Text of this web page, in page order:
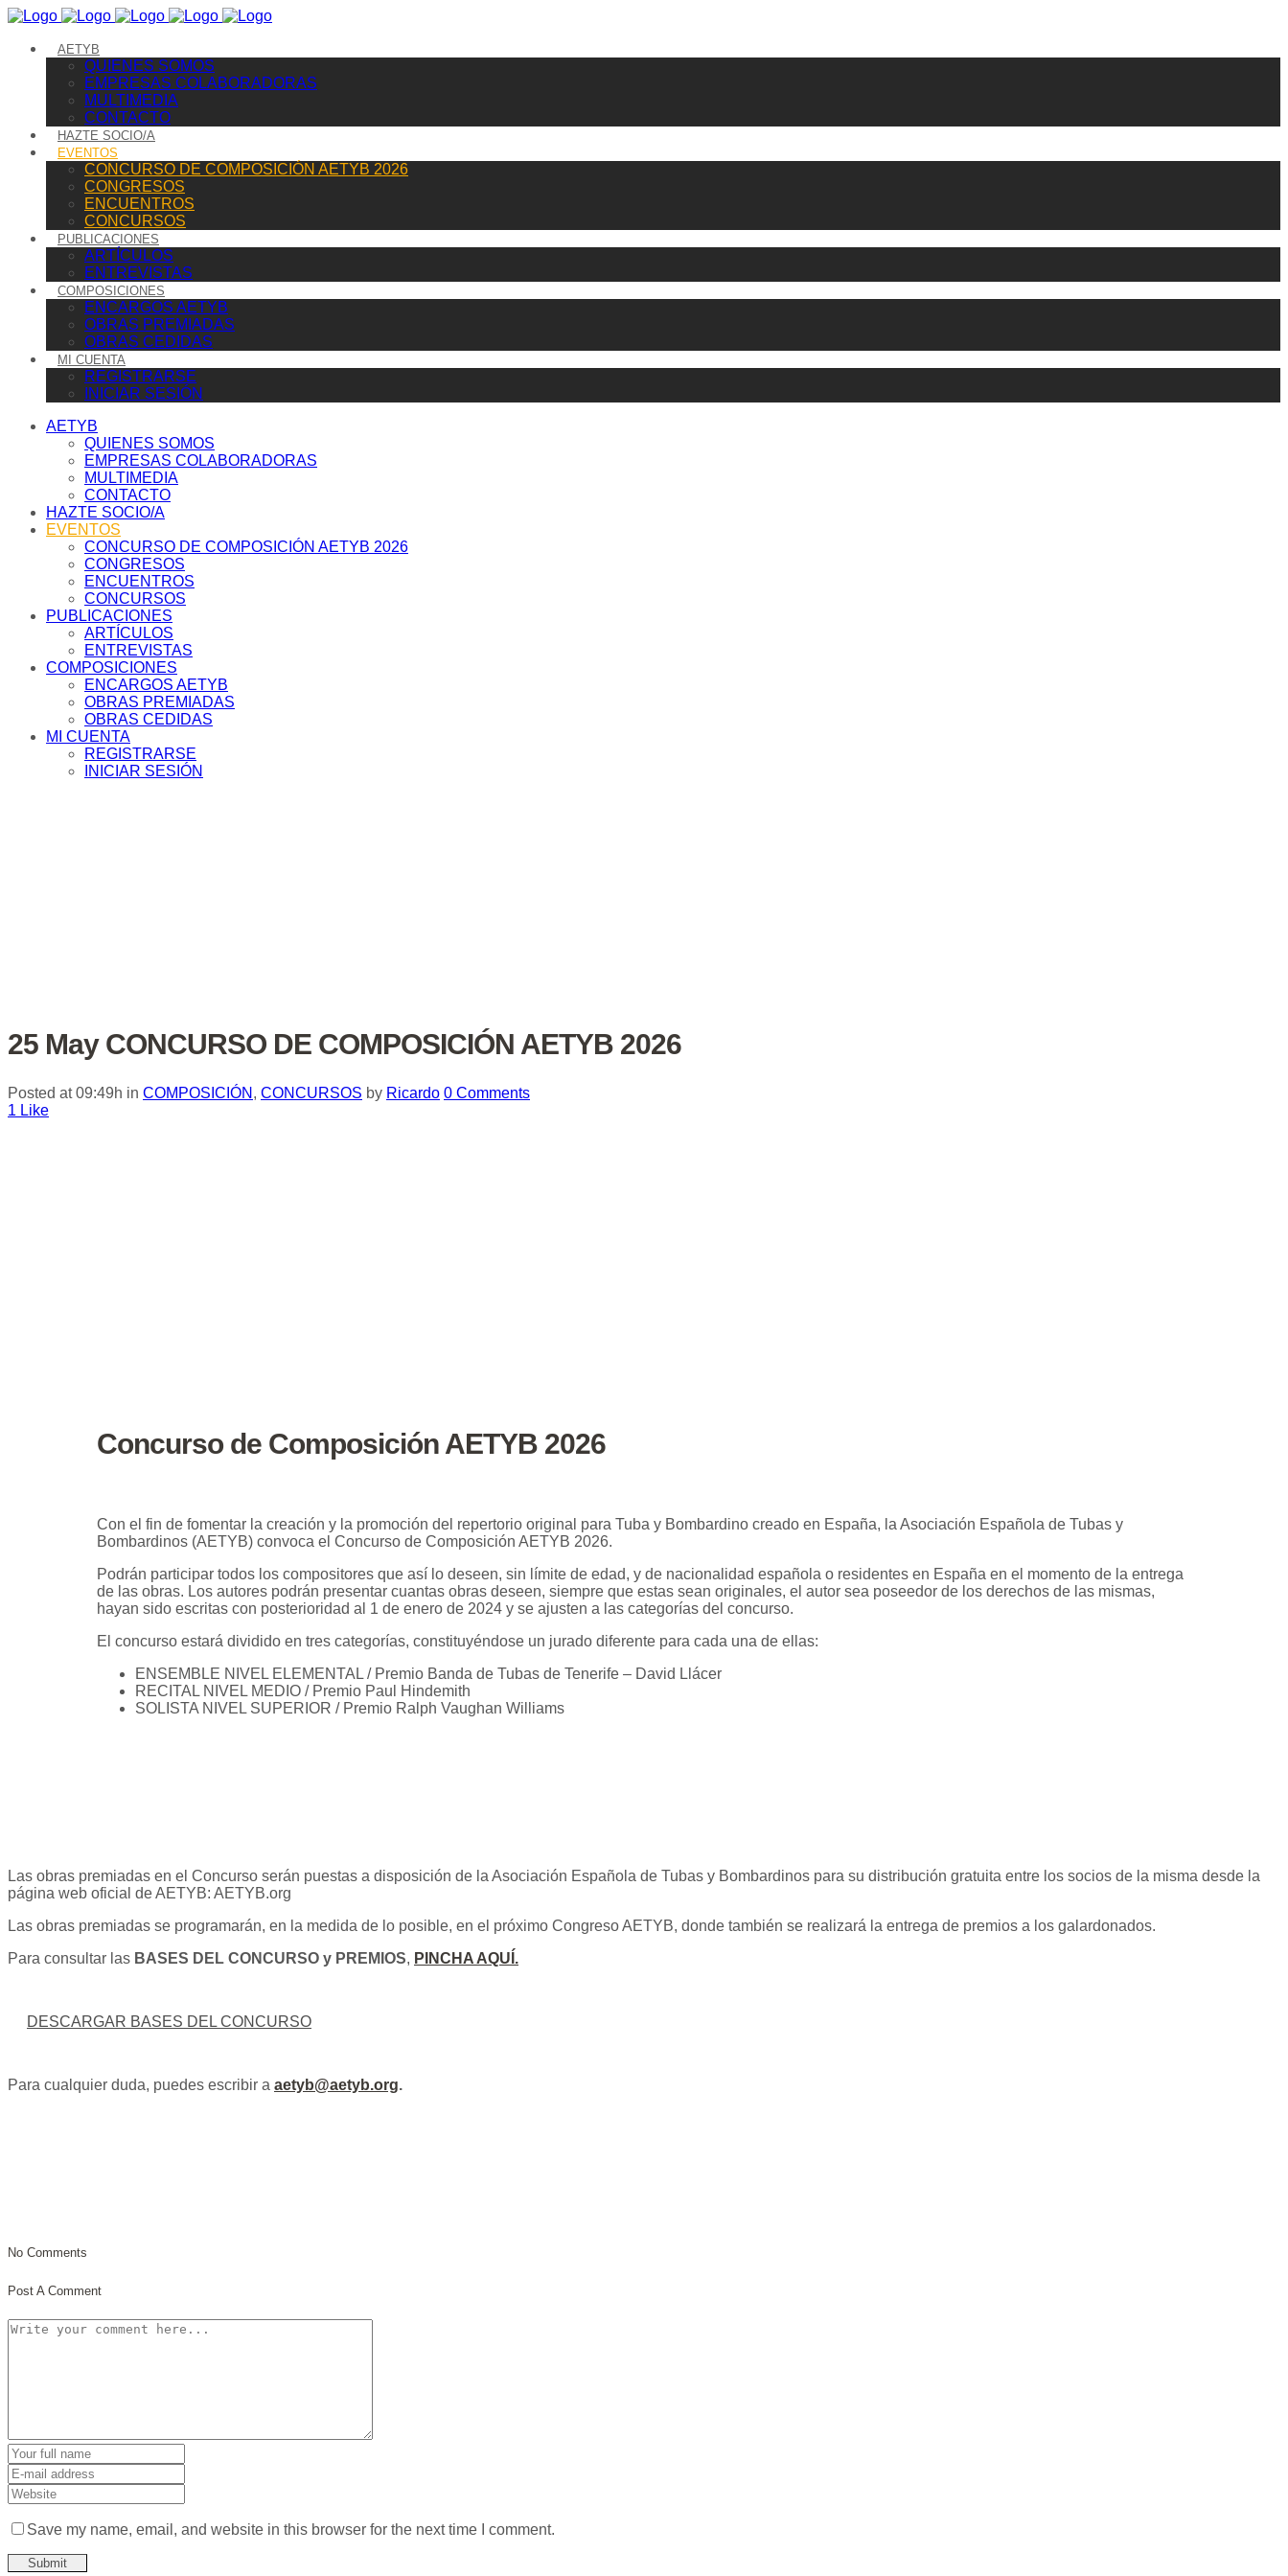
AETYB
QUIENES SOMOS
EMPRESAS COLABORADORAS
MULTIMEDIA
CONTACTO
HAZTE SOCIO/A
EVENTOS
CONCURSO DE COMPOSICIÓN AETYB 2026
CONGRESOS
ENCUENTROS
CONCURSOS
PUBLICACIONES
ARTÍCULOS
ENTREVISTAS
COMPOSICIONES
ENCARGOS AETYB
OBRAS PREMIADAS
OBRAS CEDIDAS
MI CUENTA
REGISTRARSE
INICIAR SESIÓN
AETYB
QUIENES SOMOS
EMPRESAS COLABORADORAS
MULTIMEDIA
CONTACTO
HAZTE SOCIO/A
EVENTOS
CONCURSO DE COMPOSICIÓN AETYB 2026
CONGRESOS
ENCUENTROS
CONCURSOS
PUBLICACIONES
ARTÍCULOS
ENTREVISTAS
COMPOSICIONES
ENCARGOS AETYB
OBRAS PREMIADAS
OBRAS CEDIDAS
MI CUENTA
REGISTRARSE
INICIAR SESIÓN
25 MayCONCURSO DE COMPOSICIÓN AETYB 2026
Posted at 09:49h in COMPOSICIÓN , CONCURSOS by Ricardo 0 Comments
1 Like
Concurso de Composición AETYB 2026
Con el fin de fomentar la creación y la promoción del repertorio original para Tuba y Bombardino creado en España, la Asociación Española de Tubas y
Bombardinos (AETYB) convoca el Concurso de Composición AETYB 2026.
Podrán participar todos los compositores que así lo deseen, sin límite de edad, y de nacionalidad española o residentes en España en el momento de la entrega
de las obras. Los autores podrán presentar cuantas obras deseen, siempre que estas sean originales, el autor sea poseedor de los derechos de las mismas,
hayan sido escritas con posterioridad al 1 de enero de 2024 y se ajusten a las categorías del concurso.
El concurso estará dividido en tres categorías, constituyéndose un jurado diferente para cada una de ellas:
ENSEMBLE NIVEL ELEMENTAL / Premio Banda de Tubas de Tenerife – David Llácer
RECITAL NIVEL MEDIO / Premio Paul Hindemith
SOLISTA NIVEL SUPERIOR / Premio Ralph Vaughan Williams
Las obras premiadas en el Concurso serán puestas a disposición de la Asociación Española de Tubas y Bombardinos para su distribución gratuita entre los socios de la misma desde la
página web oficial de AETYB: AETYB.org
Las obras premiadas se programarán, en la medida de lo posible, en el próximo Congreso AETYB, donde también se realizará la entrega de premios a los galardonados.
Para consultar las BASES DEL CONCURSO y PREMIOS, PINCHA AQUÍ.
DESCARGAR BASES DEL CONCURSO
Para cualquier duda, puedes escribir a aetyb@aetyb.org.
No Comments
Post A Comment
Save my name, email, and website in this browser for the next time I comment.